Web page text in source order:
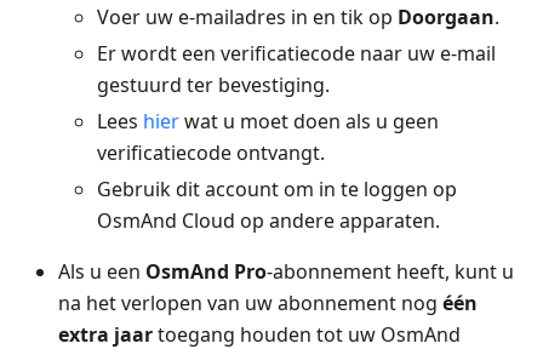
Voer uw e-mailadres in en tik op Doorgaan.
Er wordt een verificatiecode naar uw e-mail
gestuurd ter bevestiging.
Lees hierwat u moet doen als u geen
verificatiecode ontvangt.
Gebruik dit account om in te loggen op
OsmAnd Cloud op andere apparaten.
Als u een OsmAnd Pro-abonnement heeft, kunt u
na het verlopen van uw abonnement nog één
extra jaartoegang houden tot uw OsmAnd